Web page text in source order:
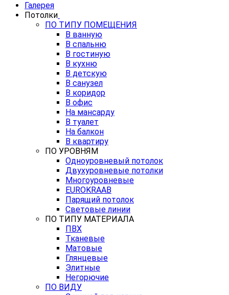
Галерея
Потолки
ПО ТИПУ ПОМЕЩЕНИЯ
В ванную
В спальню
В гостиную
В кухню
В детскую
В санузел
В коридор
В офис
На мансарду
В туалет
На балкон
В квартиру
ПО УРОВНЯМ
Одноуровневый потолок
Двухуровневые потолки
Многоуровневые
EUROKRAAB
Парящий потолок
Световые линии
ПО ТИПУ МАТЕРИАЛА
ПВХ
Тканевые
Матовые
Глянцевые
Элитные
Негорючие
ПО ВИДУ